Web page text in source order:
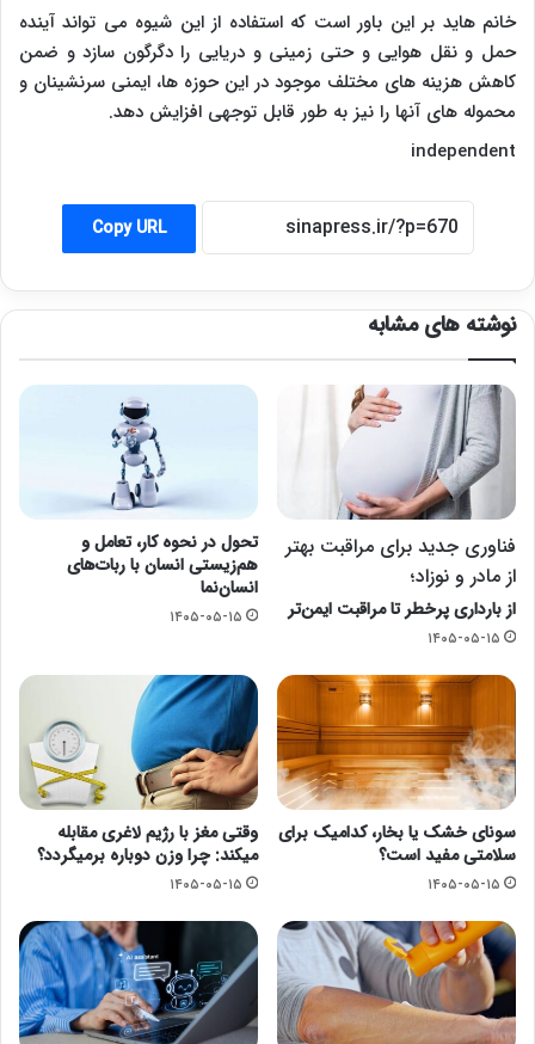
خانم هاید بر این باور است که استفاده از این شیوه می تواند آینده
حمل و نقل هوایی و حتی زمینی و دریایی را دگرگون سازد و ضمن
کاهش هزینه های مختلف موجود در این حوزه ها، ایمنی سرنشینان و
محموله های آنها را نیز به طور قابل توجهی افزایش دهد.
independent
Copy URL
نوشته های مشابه
فناوری جدید برای مراقبت بهتر
از مادر و نوزاد؛
از بارداری پرخطر تا مراقبت ایمن‌تر
۱۴۰۵-۰۵-۱۵
تحول در نحوه کار، تعامل و
هم‌زیستی انسان با ربات‌های
انسان‌نما
۱۴۰۵-۰۵-۱۵
سونای خشک یا بخار، کدامیک برای
سلامتی مفید است؟
۱۴۰۵-۰۵-۱۵
وقتی مغز با رژیم لاغری مقابله
میکند: چرا وزن دوباره برمیگردد؟
۱۴۰۵-۰۵-۱۵